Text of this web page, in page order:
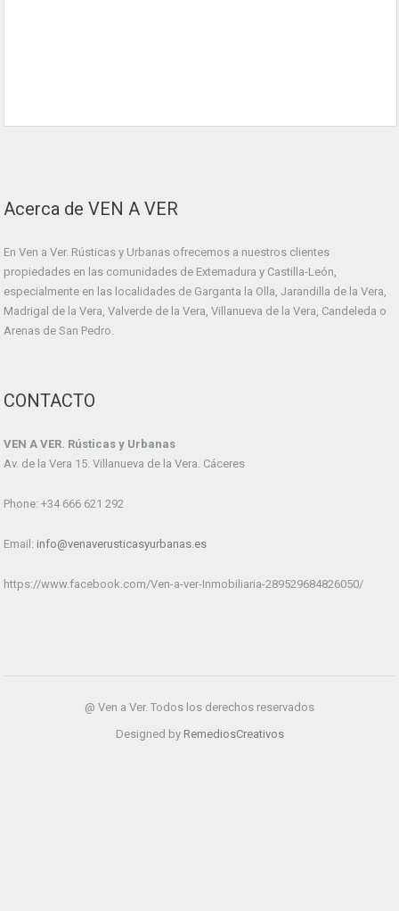
Acerca de VEN A VER
En Ven a Ver. Rústicas y Urbanas ofrecemos a nuestros clientes
propiedades en las comunidades de Extemadura y Castilla-León,
especialmente en las localidades de Garganta la Olla, Jarandilla de la Vera,
Madrigal de la Vera, Valverde de la Vera, Villanueva de la Vera, Candeleda o
Arenas de San Pedro.
CONTACTO
VEN A VER. Rústicas y Urbanas
Av. de la Vera 15. Villanueva de la Vera. Cáceres
Phone: +34 666 621 292
Email: info@venaverusticasyurbanas.es
https://www.facebook.com/Ven-a-ver-Inmobiliaria-289529684826050/
@ Ven a Ver. Todos los derechos reservados
Designed by RemediosCreativos